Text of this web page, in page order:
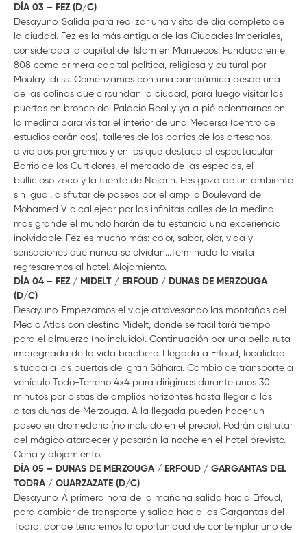
DÍA 03 – FEZ (D/C)
Desayuno. Salida para realizar una visita de día completo de
la ciudad. Fez es la más antigua de las Ciudades Imperiales,
considerada la capital del Islam en Marruecos. Fundada en el
808 como primera capital política, religiosa y cultural por
Moulay Idriss. Comenzamos con una panorámica desde una
de las colinas que circundan la ciudad, para luego visitar las
puertas en bronce del Palacio Real y ya a pié adentrarnos en
la medina para visitar el interior de una Medersa (centro de
estudios coránicos), talleres de los barrios de los artesanos,
divididos por gremios y en los que destaca el espectacular
Barrio de los Curtidores, el mercado de las especias, el
bullicioso zoco y la fuente de Nejarín. Fes goza de un ambiente
sin igual, disfrutar de paseos por el amplio Boulevard de
Mohamed V o callejear por las infinitas calles de la medina
más grande el mundo harán de tu estancia una experiencia
inolvidable. Fez es mucho más: color, sabor, olor, vida y
sensaciones que nunca se olvidan...Terminada la visita
regresaremos al hotel. Alojamiento.
DÍA 04 – FEZ / MIDELT / ERFOUD / DUNAS DE MERZOUGA
(D/C)
Desayuno. Empezamos el viaje atravesando las montañas del
Medio Atlas con destino Midelt, donde se facilitará tiempo
para el almuerzo (no incluido). Continuación por una bella ruta
impregnada de la vida berebere. Llegada a Erfoud, localidad
situada a las puertas del gran Sáhara. Cambio de transporte a
vehículo Todo-Terreno 4x4 para dirigirnos durante unos 30
minutos por pistas de amplios horizontes hasta llegar a las
altas dunas de Merzouga. A la llegada pueden hacer un
paseo en dromedario (no incluido en el precio). Podrán disfrutar
del mágico atardecer y pasarán la noche en el hotel previsto.
Cena y alojamiento.
DÍA 05 – DUNAS DE MERZOUGA / ERFOUD / GARGANTAS DEL
TODRA / OUARZAZATE (D/C)
Desayuno. A primera hora de la mañana salida hacia Erfoud,
para cambiar de transporte y salida hacia las Gargantas del
Todra, donde tendremos la oportunidad de contemplar uno de